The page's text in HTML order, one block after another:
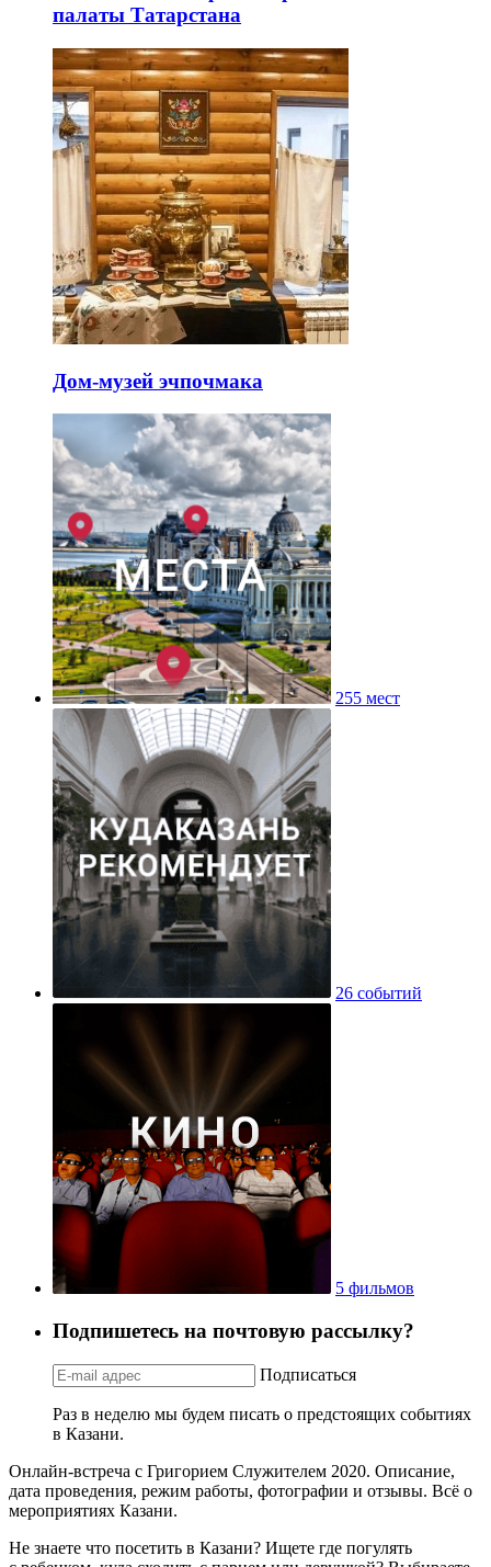
палаты Татарстана
Дом-музей эчпочмака
255 мест
26 событий
5 фильмов
Подпишетесь на почтовую рассылку?
Подписаться
Раз в неделю мы будем писать о предстоящих событиях
в Казани.
Онлайн-встреча с Григорием Служителем 2020. Описание,
дата проведения, режим работы, фотографии и отзывы. Всё о
мероприятиях Казани.
Не знаете что посетить в Казани? Ищете где погулять